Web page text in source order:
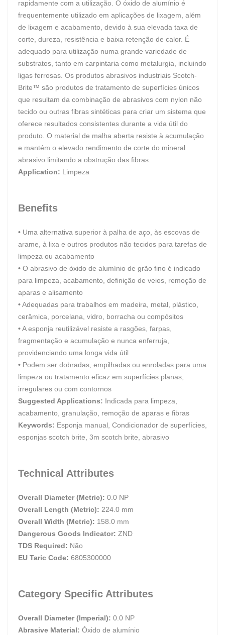
rapidamente com a utilização. O óxido de alumínio é
frequentemente utilizado em aplicações de lixagem, além
de lixagem e acabamento, devido à sua elevada taxa de
corte, dureza, resistência e baixa retenção de calor. É
adequado para utilização numa grande variedade de
substratos, tanto em carpintaria como metalurgia, incluindo
ligas ferrosas. Os produtos abrasivos industriais Scotch-
Brite™ são produtos de tratamento de superfícies únicos
que resultam da combinação de abrasivos com nylon não
tecido ou outras fibras sintéticas para criar um sistema que
oferece resultados consistentes durante a vida útil do
produto. O material de malha aberta resiste à acumulação
e mantém o elevado rendimento de corte do mineral
abrasivo limitando a obstrução das fibras.
Application: Limpeza
Benefits
• Uma alternativa superior à palha de aço, às escovas de
arame, à lixa e outros produtos não tecidos para tarefas de
limpeza ou acabamento
• O abrasivo de óxido de alumínio de grão fino é indicado
para limpeza, acabamento, definição de veios, remoção de
aparas e alisamento
•Adequadas para trabalhos em madeira, metal, plástico,
cerâmica, porcelana, vidro, borracha ou compósitos
•A esponja reutilizável resiste a rasgões, farpas,
fragmentação e acumulação e nunca enferruja,
providenciando uma longa vida útil
• Podem ser dobradas, empilhadas ou enroladas para uma
limpeza ou tratamento eficaz em superfícies planas,
irregulares ou com contornos
Suggested Applications: Indicada para limpeza,
acabamento, granulação, remoção de aparas e fibras
Keywords: Esponja manual, Condicionador de superfícies,
esponjas scotch brite, 3m scotch brite, abrasivo
Technical Attributes
Overall Diameter (Metric): 0.0 NP
Overall Length (Metric): 224.0 mm
Overall Width (Metric): 158.0 mm
Dangerous Goods Indicator: ZND
TDS Required: Não
EU Taric Code: 6805300000
Category Specific Attributes
Overall Diameter (Imperial): 0.0 NP
Abrasive Material: Óxido de alumínio